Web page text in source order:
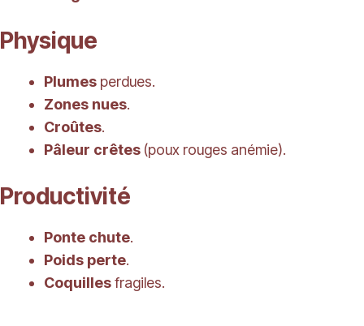
Physique
Plumes perdues.
Zones nues.
Croûtes.
Pâleur crêtes (poux rouges anémie).
Productivité
Ponte chute.
Poids perte.
Coquillesfragiles.